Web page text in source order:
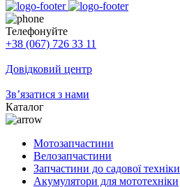
Телефонуйте
+38 (067) 726 33 11
Довідковий центр
Зв’язатися з нами
Каталог
Мотозапчастини
Велозапчастини
Запчастини до садової техніки
Акумулятори для мототехніки